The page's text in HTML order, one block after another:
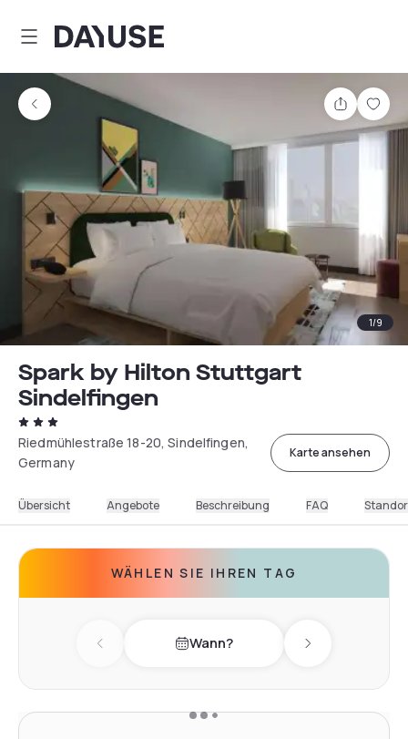
Dayuse
Teilen
1/9
Spark by Hilton Stuttgart
Sindelfingen
Riedmühlestraße 18-20, Sindelfingen,
Germany
Karte ansehen
Übersicht Angebote Beschreibung FAQ
WÄHLEN SIE IHREN TAG
Previous day Wann? Next day